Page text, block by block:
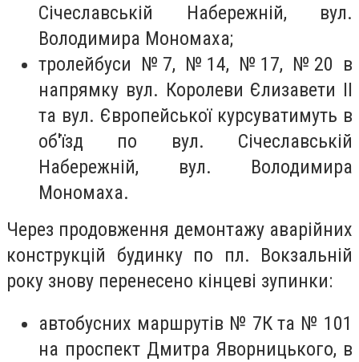
Січеславській Набережній, вул.
Володимира Мономаха;
тролейбуси №7, №14, №17, №20 в
напрямку вул. Королеви Єлизавети ІІ
та вул. Європейської курсуватимуть в
об'їзд по вул. Січеславській
Набережній, вул. Володимира
Мономаха.
Через продовження демонтажу аварійних
конструкцій будинку по пл. Вокзальній
року знову перенесено кінцеві зупинки:
автобусних маршрутів № 7К та № 101
на проспект Дмитра Яворницького, в